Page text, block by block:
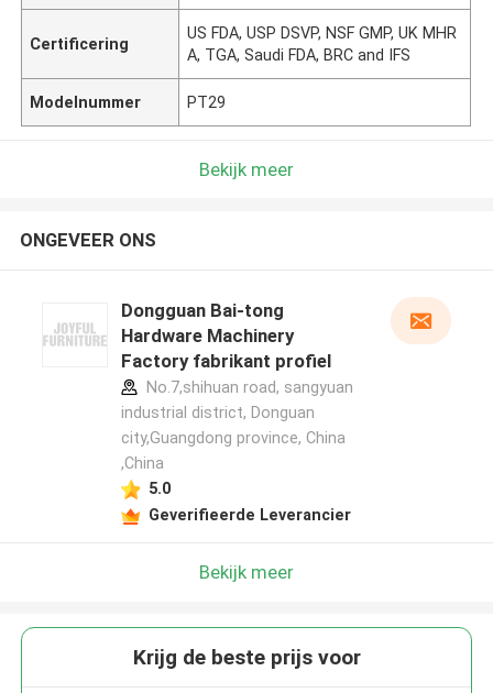
Certificering
US FDA, USP DSVP, NSF GMP, UK MHR
A, TGA, Saudi FDA, BRC and IFS
Modelnummer PT29
Bekijk meer
ONGEVEER ONS
Dongguan Bai-tong
Hardware Machinery
Factory fabrikant profiel
No.7,shihuan road, sangyuan
industrial district, Donguan
city,Guangdong province, China
,China
5.0
Geverifieerde Leverancier
Bekijk meer
Krijg de beste prijs voor